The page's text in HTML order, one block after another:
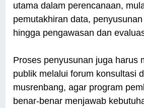
utama dalam perencanaan,
pemutakhiran data,
hingga pengawasan dan
Proses penyusunan juga harus
publik melalui forum konsultasi
musrenbang, agar program
benar-benar menjawab